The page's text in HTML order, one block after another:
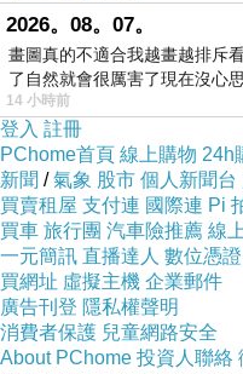
她的老公很有錢，所以嫁給他
每天都逛街，買精品，找朋友
開的也是名車，住高級住宅區
多好。
但就是這樣，她離不開他，因
2026。08。07。
畫圖真的不適合我越畫越排斥
了自然就會很厲害了現在沒
14 小時前
登入 註冊
PChome首頁 線上購物 24h
新聞 /氣象 股市 個人新聞台
買賣租屋 支付連 國際連 Pi
買車 旅行團 汽車險推薦 線
一元簡訊 直播達人 數位憑證
買網址 虛擬主機 企業郵件
廣告刊登 隱私權聲明
消費者保護 兒童網路安全
About PChome 投資人聯絡